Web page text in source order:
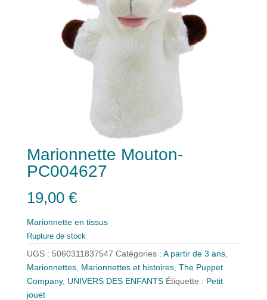
Marionnette Mouton-
PC004627
19,00 €
Marionnette en tissus
Rupture de stock
UGS : 5060311837547 Catégories : A partir de 3 ans,
Marionnettes, Marionnettes et histoires, The Puppet
Company, UNIVERS DES ENFANTS Étiquette : Petit
jouet